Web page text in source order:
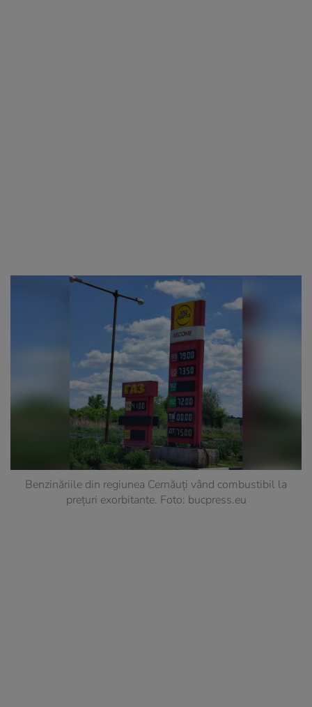
Benzinăriile din regiunea Cernăuți vând combustibil la
prețuri exorbitante. Foto: bucpress.eu